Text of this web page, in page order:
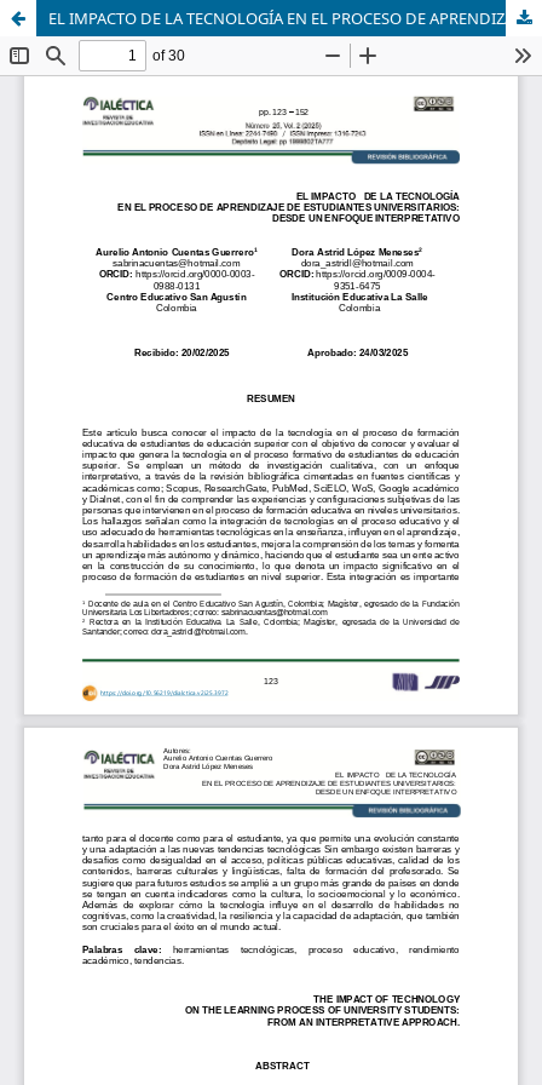
EL IMPACTO DE LA TECNOLOGÍA EN EL PROCESO DE APRENDIZAJE DE ESTUDIANTES UNIVERSITARIOS: DESDE UN ENFOQUE INTERPRETATIVO